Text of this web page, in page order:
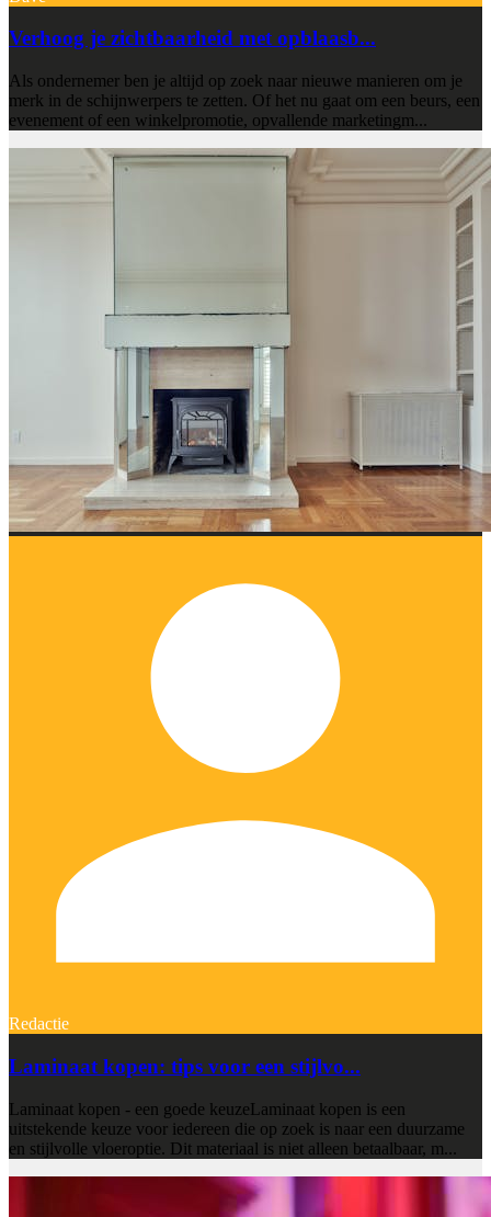
Verhoog je zichtbaarheid met opblaasb...
Als ondernemer ben je altijd op zoek naar nieuwe manieren om je
merk in de schijnwerpers te zetten. Of het nu gaat om een beurs, een
evenement of een winkelpromotie, opvallende marketingm...
Redactie
Laminaat kopen: tips voor een stijlvo...
Laminaat kopen - een goede keuzeLaminaat kopen is een
uitstekende keuze voor iedereen die op zoek is naar een duurzame
en stijlvolle vloeroptie. Dit materiaal is niet alleen betaalbaar, m...